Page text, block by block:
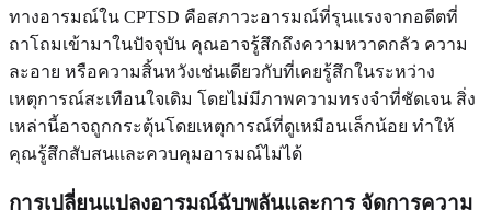
ทางอารมณ์ใน CPTSD คือสภาวะอารมณ์ที่รุนแรงจากอดีตที่
ถาโถมเข้ามาในปัจจุบัน คุณอาจรู้สึกถึงความหวาดกลัว ความ
ละอาย หรือความสิ้นหวังเช่นเดียวกับที่เคยรู้สึกในระหว่าง
เหตุการณ์สะเทือนใจเดิม โดยไม่มีภาพความทรงจำที่ชัดเจน สิ่ง
เหล่านี้อาจถูกกระตุ้นโดยเหตุการณ์ที่ดูเหมือนเล็กน้อย ทำให้
คุณรู้สึกสับสนและควบคุมอารมณ์ไม่ได้
การเปลี่ยนแปลงอารมณ์ฉับพลันและการ จัดการความ